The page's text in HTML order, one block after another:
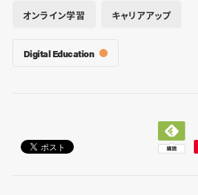
オンライン学習 キャリアアップ
Digital Education